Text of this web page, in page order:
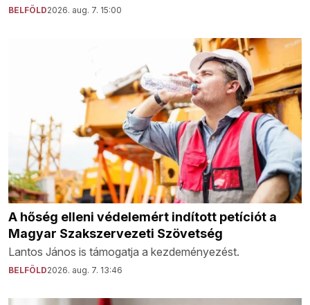
BELFÖLD2026. aug. 7. 15:00
A hőség elleni védelemért indított petíciót a
Magyar Szakszervezeti Szövetség
Lantos János is támogatja a kezdeményezést.
BELFÖLD2026. aug. 7. 13:46